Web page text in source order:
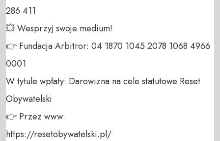
286 411
💥 Wesprzyj swoje medium!
👉 Fundacja Arbitror: 04 1870 1045 2078 1068 4966
0001
W tytule wpłaty: Darowizna na cele statutowe Reset
Obywatelski
👉 Przez www:
https://resetobywatelski.pl/